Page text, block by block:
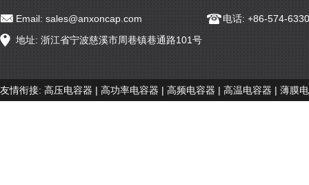
Email: sales@anxoncap.com
电话: +86-574-
地址: 浙江省宁波慈溪市周巷镇巷通路101号
友情衔接: 高压电容器 | 高功率电容器 | 高频电容器 | 高温电容器 | 薄膜